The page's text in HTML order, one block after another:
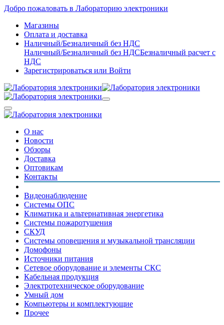
Добро пожаловать в Лабораторию электроники
Магазины
Оплата и доставка
Наличный/Безналичный без НДС
Наличный/Безналичный без НДСБезналичный расчет с
НДС
Зарегистрироваться или Войти
О нас
Новости
Обзоры
Доставка
Оптовикам
Контакты
Видеонаблюдение
Системы ОПС
Климатика и альтернативная энергетика
Системы пожаротушения
СКУД
Системы оповещения и музыкальной трансляции
Домофоны
Источники питания
Сетевое оборудование и элементы СКС
Кабельная продукция
Электротехническое оборудование
Умный дом
Компьютеры и комплектующие
Прочее